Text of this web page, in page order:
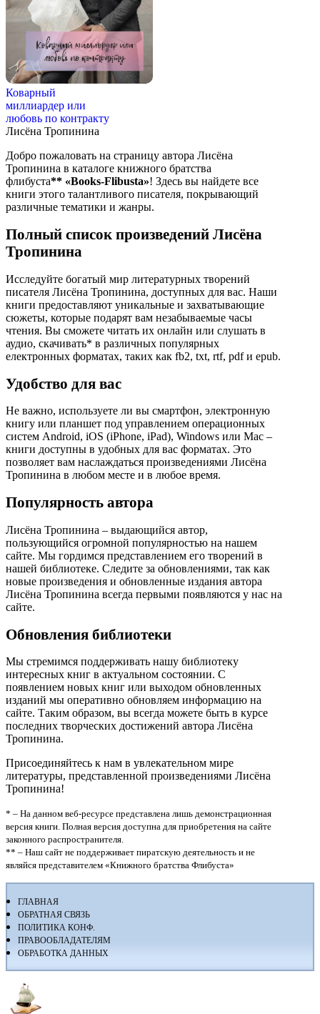
Коварный
миллиардер или
любовь по контракту
Лисёна Тропинина
Добро пожаловать на страницу автора Лисёна
Тропинина в каталоге книжного братства
флибуста** «Books-Flibusta»! Здесь вы найдете все
книги этого талантливого писателя, покрывающий
различные тематики и жанры.
Полный список произведений Лисёна
Тропинина
Исследуйте богатый мир литературных творений
писателя Лисёна Тропинина, доступных для вас. Наши
книги предоставляют уникальные и захватывающие
сюжеты, которые подарят вам незабываемые часы
чтения. Вы сможете читать их онлайн или слушать в
аудио, скачивать* в различных популярных
електронных форматах, таких как fb2, txt, rtf, pdf и epub.
Удобство для вас
Не важно, используете ли вы смартфон, электронную
книгу или планшет под управлением операционных
систем Android, iOS (iPhone, iPad), Windows или Mac –
книги доступны в удобных для вас форматах. Это
позволяет вам наслаждаться произведениями Лисёна
Тропинина в любом месте и в любое время.
Популярность автора
Лисёна Тропинина – выдающийся автор,
пользующийся огромной популярностью на нашем
сайте. Мы гордимся представлением его творений в
нашей библиотеке. Следите за обновлениями, так как
новые произведения и обновленные издания автора
Лисёна Тропинина всегда первыми появляются у нас на
сайте.
Обновления библиотеки
Мы стремимся поддерживать нашу библиотеку
интересных книг в актуальном состоянии. С
появлением новых книг или выходом обновленных
изданий мы оперативно обновляем информацию на
сайте. Таким образом, вы всегда можете быть в курсе
последних творческих достижений автора Лисёна
Тропинина.
Присоединяйтесь к нам в увлекательном мире
литературы, представленной произведениями Лисёна
Тропинина!
* – На данном веб-ресурсе представлена лишь демонстрационная
версия книги. Полная версия доступна для приобретения на сайте
законного распространителя.
** – Наш сайт не поддерживает пиратскую деятельность и не
являйся представителем «Книжного братства Флибуста»
ГЛАВНАЯ
ОБРАТНАЯ СВЯЗЬ
ПОЛИТИКА КОНФ.
ПРАВООБЛАДАТЕЛЯМ
ОБРАБОТКА ДАННЫХ